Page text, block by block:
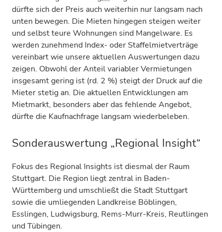
dürfte sich der Preis auch weiterhin nur langsam nach
unten bewegen. Die Mieten hingegen steigen weiter
und selbst teure Wohnungen sind Mangelware. Es
werden zunehmend Index- oder Staffelmietverträge
vereinbart wie unsere aktuellen Auswertungen dazu
zeigen. Obwohl der Anteil variabler Vermietungen
insgesamt gering ist (rd. 2 %) steigt der Druck auf die
Mieter stetig an. Die aktuellen Entwicklungen am
Mietmarkt, besonders aber das fehlende Angebot,
dürfte die Kaufnachfrage langsam wiederbeleben.
Sonderauswertung „Regional Insight“
Fokus des Regional Insights ist diesmal der Raum
Stuttgart. Die Region liegt zentral in Baden-
Württemberg und umschließt die Stadt Stuttgart
sowie die umliegenden Landkreise Böblingen,
Esslingen, Ludwigsburg, Rems-Murr-Kreis, Reutlingen
und Tübingen.